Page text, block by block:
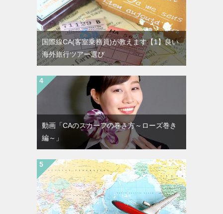
国際線CA(客室乗務員)が教えます【1】良い
海外旅行ツアー選び
動画「CAのスカーフの巻き方～ローズ巻き
編～」